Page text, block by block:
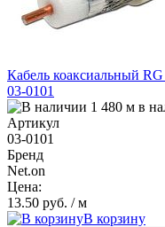
Кабель коаксиальный
03-0101
1 480 м в
Артикул
03-0101
Бренд
Net.on
Цена:
13.50 руб. / м
В корзину